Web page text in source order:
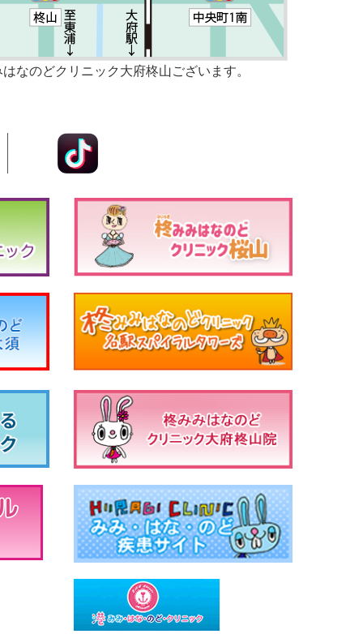
なのどクリニック大府柊山ございます。